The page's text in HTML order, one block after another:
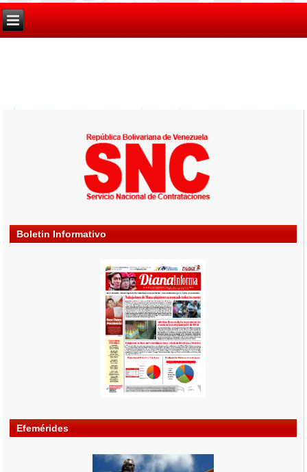
Boletin Informativo
Efemérides